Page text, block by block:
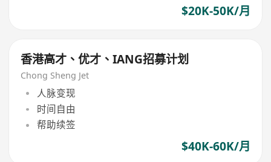
$20K-50K/月
香港高才、优才、IANG招募计划
Chong Sheng Jet
人脉变现
时间自由
帮助续签
$40K-60K/月